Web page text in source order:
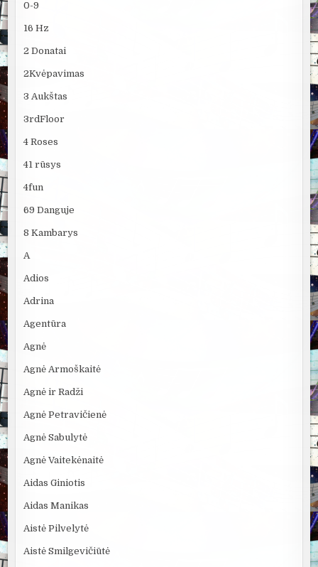
0-9
16 Hz
2 Donatai
2Kvėpavimas
3 Aukštas
3rdFloor
4 Roses
41 rūsys
4fun
69 Danguje
8 Kambarys
A
Adios
Adrina
Agentūra
Agnė
Agnė Armoškaitė
Agnė ir Radži
Agnė Petravičienė
Agnė Sabulytė
Agnė Vaitekėnaitė
Aidas Giniotis
Aidas Manikas
Aistė Pilvelytė
Aistė Smilgevičiūtė